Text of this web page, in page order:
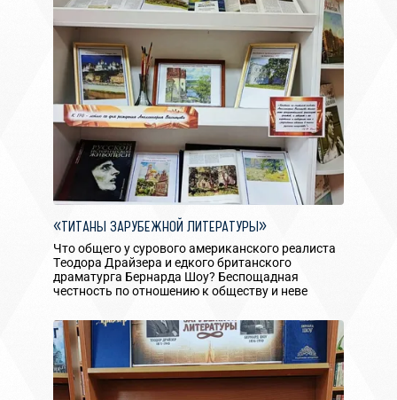
«ТИТАНЫ ЗАРУБЕЖНОЙ ЛИТЕРАТУРЫ»
Что общего у сурового американского реалиста
Теодора Драйзера и едкого британского
драматурга Бернарда Шоу? Беспощадная
честность по отношению к обществу и неве